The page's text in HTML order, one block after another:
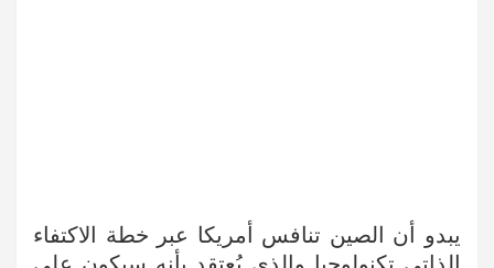
يبدو أن الصين تنافس أمريكا عبر خطة الاكتفاء